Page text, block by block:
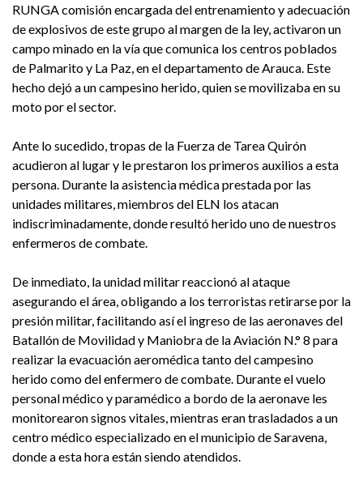
RUNGA comisión encargada del entrenamiento y adecuación
de explosivos de este grupo al margen de la ley, activaron un
campo minado en la vía que comunica los centros poblados
de Palmarito y La Paz, en el departamento de Arauca. Este
hecho dejó a un campesino herido, quien se movilizaba en su
moto por el sector.
Ante lo sucedido, tropas de la Fuerza de Tarea Quirón
acudieron al lugar y le prestaron los primeros auxilios a esta
persona. Durante la asistencia médica prestada por las
unidades militares, miembros del ELN los atacan
indiscriminadamente, donde resultó herido uno de nuestros
enfermeros de combate.
De inmediato, la unidad militar reaccionó al ataque
asegurando el área, obligando a los terroristas retirarse por la
presión militar, facilitando así el ingreso de las aeronaves del
Batallón de Movilidad y Maniobra de la Aviación N.° 8 para
realizar la evacuación aeromédica tanto del campesino
herido como del enfermero de combate. Durante el vuelo
personal médico y paramédico a bordo de la aeronave les
monitorearon signos vitales, mientras eran trasladados a un
centro médico especializado en el municipio de Saravena,
donde a esta hora están siendo atendidos.